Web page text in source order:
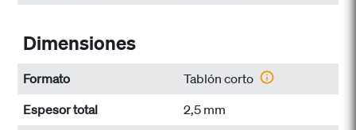
Dimensiones
Formato
Tablón corto
Espesor total
2,5 mm